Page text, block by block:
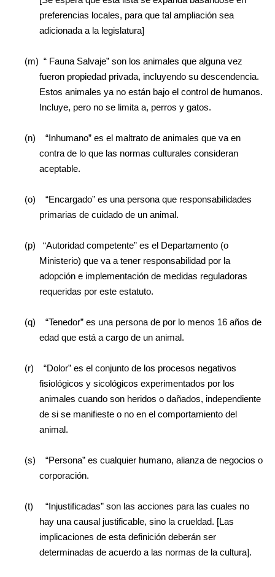
preferencias locales, para que tal ampliación sea
adicionada a la legislatura]
(m) “ Fauna Salvaje” son los animales que alguna vez
fueron propiedad privada, incluyendo su descendencia.
Estos animales ya no están bajo el control de humanos.
Incluye, pero no se limita a, perros y gatos.
(n)
“Inhumano” es el maltrato de animales que va en
contra de lo que las normas culturales consideran
aceptable.
(o)
“Encargado” es una persona que responsabilidades
primarias de cuidado de un animal.
(p)
“Autoridad competente” es el Departamento (o
Ministerio) que va a tener responsabilidad por la
adopción e implementación de medidas reguladoras
requeridas por este estatuto.
(q)
“Tenedor” es una persona de por lo menos 16 años de
edad que está a cargo de un animal.
(r)
“Dolor” es el conjunto de los procesos negativos
fisiológicos y sicológicos experimentados por los
animales cuando son heridos o dañados, independiente
de si se manifieste o no en el comportamiento del
animal.
(s)
“Persona” es cualquier humano, alianza de negocios o
corporación.
(t)
“Injustificadas” son las acciones para las cuales no
hay una causal justificable, sino la crueldad. [Las
implicaciones de esta definición deberán ser
determinadas de acuerdo a las normas de la cultura].